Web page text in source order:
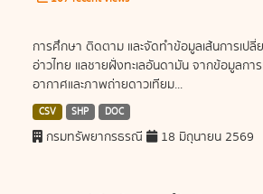
การศึกษา ติดตาม และจัดทำข้อมูลเส้นการเปลี่
อ่าวไทย แลชายฝั่งทะเลอันดามัน จากข้อมูลก
อากาศและภาพถ่ายดาวเทียม...
CSV SHP DOC
กรมทรัพยากรธรณี 18 มิถุนายน 2569